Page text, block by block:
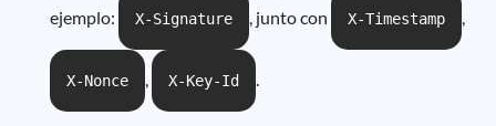
ejemplo:
X-Signature , junto con X-Timestamp ,
X-Nonce , X-Key-Id .